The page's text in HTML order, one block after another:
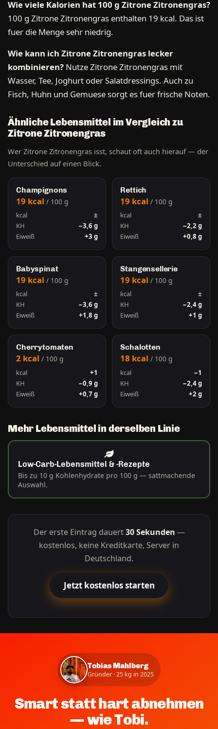
Wie viele Kalorien hat 100 g Zitrone Zitronengras?
100 g Zitrone Zitronengras enthalten 19 kcal. Das ist
fuer die Menge sehr niedrig.
Wie kann ich Zitrone Zitronengras lecker
kombinieren? Nutze Zitrone Zitronengras mit
Wasser, Tee, Joghurt oder Salatdressings. Auch zu
Fisch, Huhn und Gemuese sorgt es fuer frische Noten.
Ähnliche Lebensmittel im Vergleich zu
Zitrone Zitronengras
Wer Zitrone Zitronengras isst, schaut oft auch hierauf — der
Unterschied auf einen Blick.
Champignons
19 kcal / 100 g
kcal
±
KH
−3,6 g
Eiweiß
+3 g
Rettich
19 kcal/ 100 g
kcal
±
KH
−2,2 g
Eiweiß
+0,8 g
Babyspinat
19 kcal / 100 g
kcal
±
KH
−3,6 g
Eiweiß
+1,8 g
Stangensellerie
19 kcal/ 100 g
kcal
±
KH
−2,4 g
Eiweiß
+1 g
Cherrytomaten
2 kcal / 100 g
kcal
+1
KH
−0,9 g
Eiweiß
+0,7 g
Schalotten
18 kcal/ 100 g
kcal
−1
KH
−2,4 g
Eiweiß
+2 g
Mehr Lebensmittel in derselben Linie
Low-Carb-Lebensmittel & -Rezepte
Bis zu 10 g Kohlenhydrate pro 100 g — sattmachende
Auswahl.
Der erste Eintrag dauert30 Sekunden —
kostenlos, keine Kreditkarte, Server in
Deutschland.
Jetzt kostenlos starten
Tobias Mahlberg
Gründer · 25 kg in 2025
Smart statt hart abnehmen
— wie Tobi.